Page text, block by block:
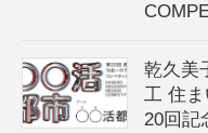
乾久美
工 住
20回記